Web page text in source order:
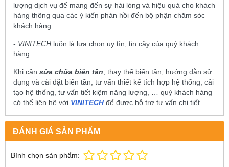
lượng dịch vụ để mang đến sự hài lòng và hiệu quả cho khách
hàng thông qua các ý kiến phản hồi đến bộ phận chăm sóc
khách hàng.
- VINITECH luôn là lựa chọn uy tín, tin cậy của quý khách
hàng.
Khi cần sửa chữa biến tần , thay thế biến tần, hướng dẫn sử
dụng và cài đặt biến tần, tư vấn thiết kế tích hợp hệ thống, cải
tạo hệ thống, tư vấn tiết kiệm năng lượng, … quý khách hàng
có thể liên hệ với VINITECHđể được hỗ trợ tư vấn chi tiết.
ĐÁNH GIÁ SẢN PHẨM
Bình chọn sản phẩm: